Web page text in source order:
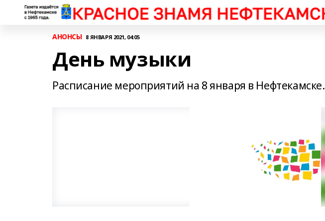
АНОНСЫ 8 ЯНВАРЯ 2021, 04:05
День музыки
Расписание мероприятий на 8 января в Нефтекамске.